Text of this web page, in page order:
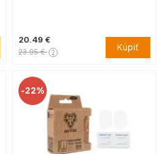
20.49 €
23.95 € Kúpiť
-22%